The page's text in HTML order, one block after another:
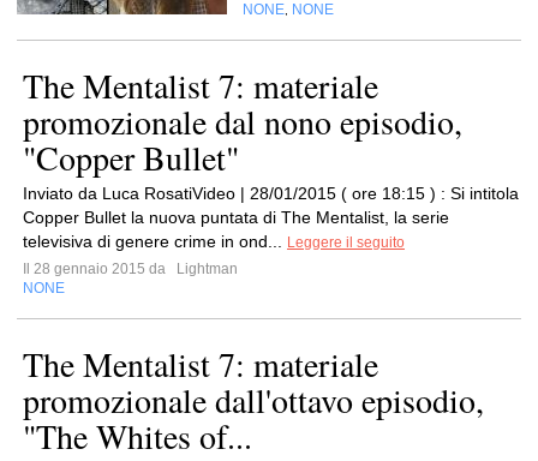
NONE NONE
The Mentalist 7: materiale
promozionale dal nono episodio,
"Copper Bullet"
Inviato da Luca RosatiVideo | 28/01/2015 ( ore 18:15 ) : Si intitola
Copper Bullet la nuova puntata di The Mentalist, la serie
televisiva di genere crime in ond...
Leggere il seguito
Il 28 gennaio 2015 da
Lightman
NONE
The Mentalist 7: materiale
promozionale dall'ottavo episodio,
"The Whites of...